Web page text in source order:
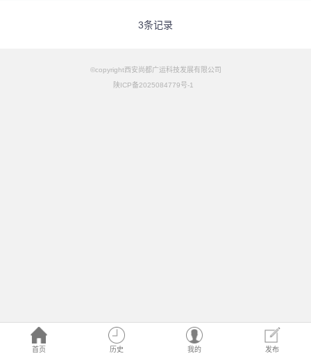
首页 历史 我的 发布
3条记录
©copyright西安尚都广运科技发展有限公司
陕ICP备2025084779号-1